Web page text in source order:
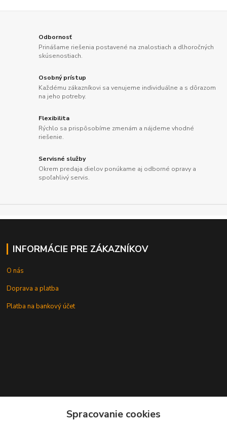
Odbornosť
Prinášame riešenia postavené na znalostiach a dlhoročných
skúsenostiach.
Osobný prístup
Každému zákazníkovi sa venujeme individuálne a s dôrazom
na jeho potreby.
Flexibilita
Rýchlo sa prispôsobíme zmenám a nájdeme vhodné
riešenie.
Servisné služby
Okrem predaja dielov ponúkame aj odborné opravy a
spoľahlivý servis.
INFORMÁCIE PRE ZÁKAZNÍKOV
O nás
Doprava a platba
Platba na bankový účet
Spracovanie cookies